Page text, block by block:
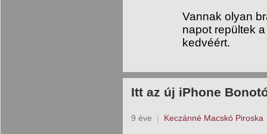
Vannak olyan
napot repültek
kedvéért.
Itt az új iPhone
9 éve | Keczánné Macskó Piroska